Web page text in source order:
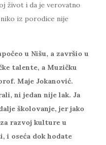
život i da je verovatno
iz porodice nije
u Nišu, a završio u
talente, a Muzičku
Maje Jokanović.
ni jedan nije lak. Ja
školovanje, jer jako
razvoj kulture u
i oseća dok hodate